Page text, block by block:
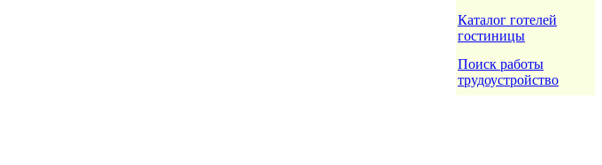
Каталог готелей
гостиницы
Поиск работы
трудоустройство